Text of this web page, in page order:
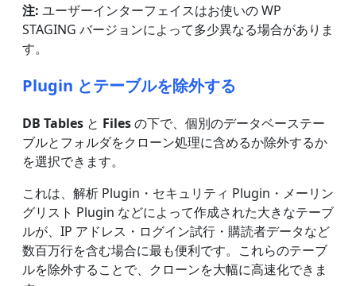
注: ユーザーインターフェイスはお使いの WP
STAGING バージョンによって多少異なる場合がありま
す。
Plugin とテーブルを除外する
DB Tables と Filesの下で、個別のデータベーステー
ブルとフォルダをクローン処理に含めるか除外するか
を選択できます。
これは、解析 Plugin・セキュリティ Plugin・メーリン
グリスト Plugin などによって作成された大きなテーブ
ルが、IP アドレス・ログイン試行・購読者データなど
数百万行を含む場合に最も便利です。これらのテーブ
ルを除外することで、クローンを大幅に高速化できま